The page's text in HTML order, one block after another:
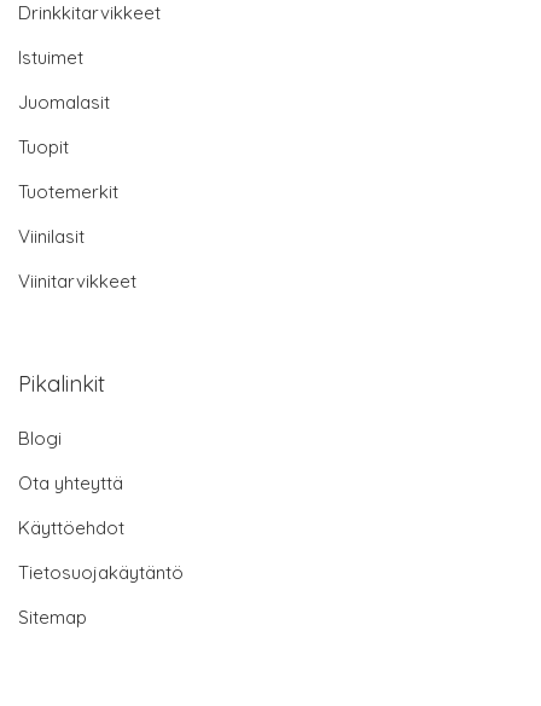
Drinkkitarvikkeet
Istuimet
Juomalasit
Tuopit
Tuotemerkit
Viinilasit
Viinitarvikkeet
Pikalinkit
Blogi
Ota yhteyttä
Käyttöehdot
Tietosuojakäytäntö
Sitemap